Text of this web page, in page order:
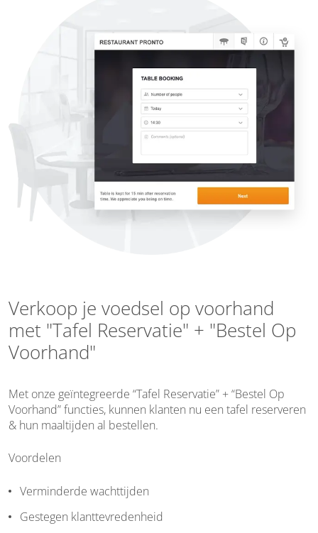
Verkoop je voedsel op voorhand
met "Tafel Reservatie" + "Bestel Op
Voorhand"
Met onze geïntegreerde “Tafel Reservatie” + “Bestel Op
Voorhand” functies, kunnen klanten nu een tafel reserveren
& hun maaltijden al bestellen.
Voordelen
Verminderde wachttijden
Gestegen klanttevredenheid